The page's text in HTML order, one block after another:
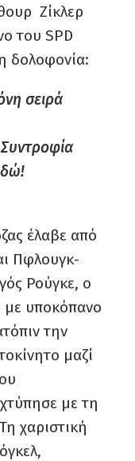
Ζίκλερ
του SPD
δολοφονία:
σειρά
έλαβε από
Πφλουγκ-
Ρούγκε, ο
με υποκόπανο
την
μαζί
με τη
χαριστική